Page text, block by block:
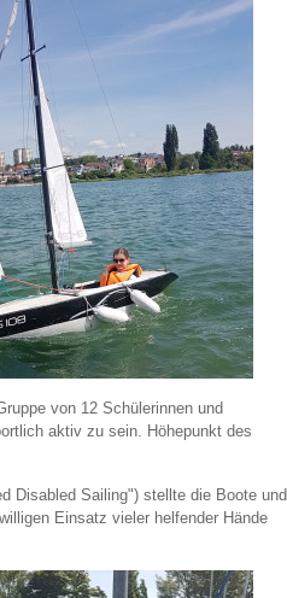
von 12 Schülerinnen und
aktiv zu sein. Höhepunkt des
Disabled Sailing") stellte die Boote und
Einsatz vieler helfender Hände